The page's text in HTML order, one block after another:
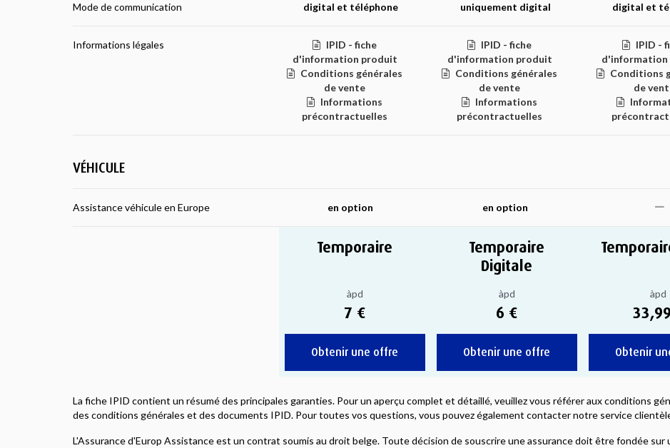
Mode de communication digital et téléphone uniquement digital digital et
Informations légales
IPID - fiche
d'information produit
Conditions générales
de vente
Informations
précontractuelles
IPID - fiche
d'information produit
Conditions générales
de vente
Informations
précontractuelles
IPID -
Conditions
de
VÉHICULE
Assistance véhicule en Europe en option en option
Temporaire
àpd
7 €
Obtenir une offre
Temporaire
Digitale
àpd
6 €
Obtenir une offre
àpd
Obtenir
La fiche IPID contient un résumé des principales garanties. Pour un aperçu complet et détaillé, veuillez vous référer aux conditions
des conditions générales et des documents IPID. Pour toutes vos questions, vous pouvez également contacter notre service
L'Assurance d'Europ Assistance est un contrat soumis au droit belge. Toute décision de souscrire une assurance doit être fondée